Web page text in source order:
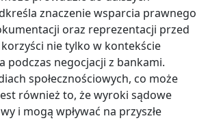
znaczenie wsparcia prawnego
oraz reprezentacji przed
nie tylko w kontekście
podczas negocjacji z bankami.
społecznościowych, co może
również to, że wyroki sądowe
i mogą wpływać na przyszłe